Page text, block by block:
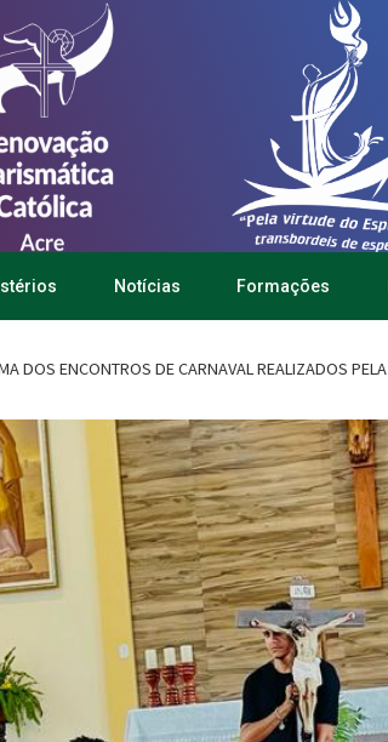
Notícias Formações
DOS ENCONTROS DE CARNAVAL REALIZADOS